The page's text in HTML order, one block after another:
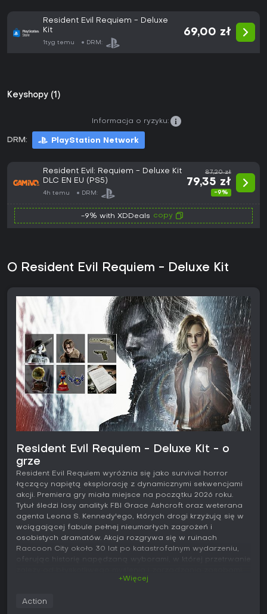
Resident Evil Requiem - Deluxe
Kit
1tyg temu DRM:
69,00 zł
Keyshopy (1)
DRM: PlayStation Network
Informacja o ryzyku:
Resident Evil: Requiem - Deluxe Kit
DLC EN EU (PS5)
4h temu DRM:
87,20 zł
79,35 zł
-9%
-9% with XDDeals copy
O Resident Evil Requiem - Deluxe Kit
Resident Evil Requiem - Deluxe Kit - o
grze
Resident Evil Requiem wyróżnia się jako survival horror
łączący napiętą eksplorację z dynamicznymi sekwencjami
akcji. Premiera gry miała miejsce na początku 2026 roku.
Tytuł śledzi losy analityk FBI Grace Ashcroft oraz weterana
agenta Leona S. Kennedy'ego, których drogi krzyżują się w
wciągającej fabule pełnej nieumarłych zagrożeń i
osobistych dramatów. Akcja rozgrywa się w ruinach
Raccoon City około 30 lat po katastrofalnym wydarzeniu,
oferując historię napędzaną wyborami, w której przetrwanie
W Resident Evil Requiem podstawowa pętla gameplayu
+Więcej
Action